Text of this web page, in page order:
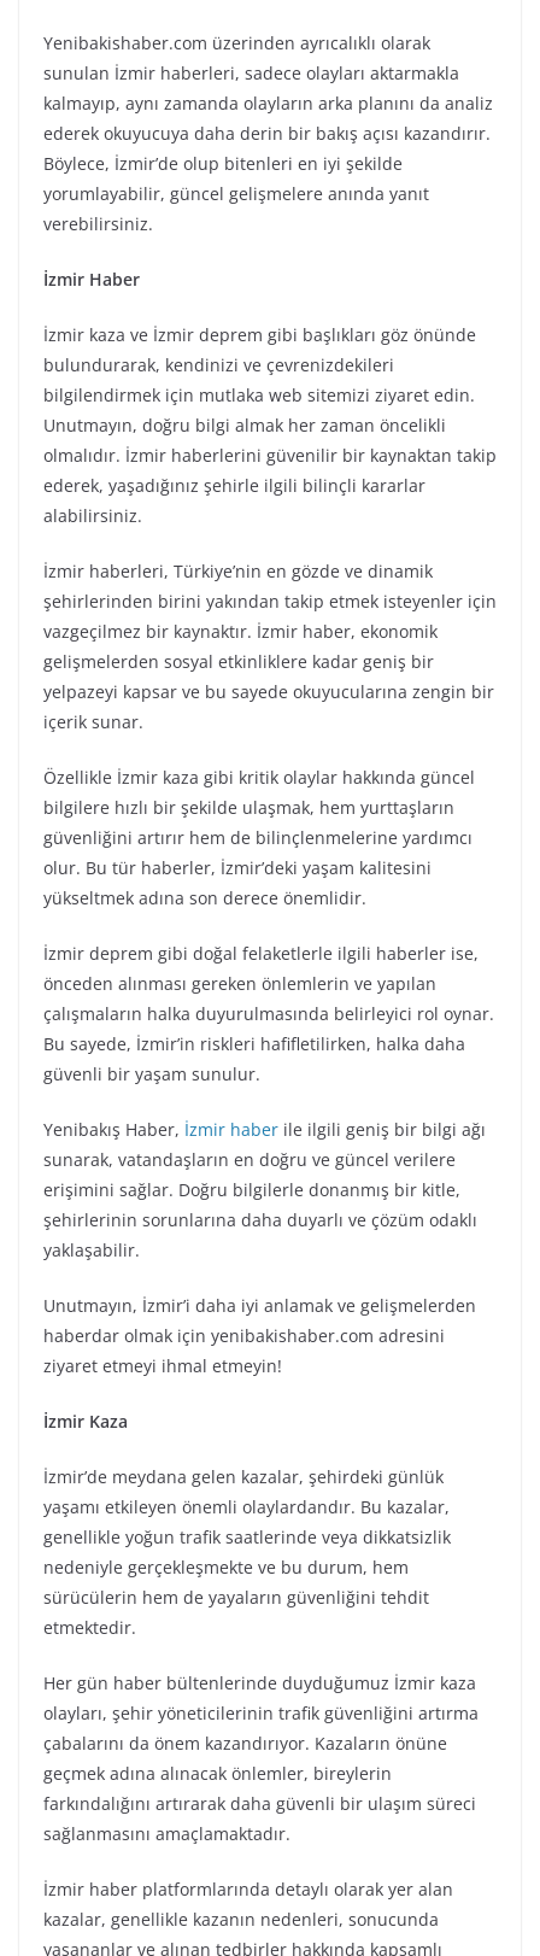
Yenibakishaber.com üzerinden ayrıcalıklı olarak
sunulan İzmir haberleri, sadece olayları aktarmakla
kalmayıp, aynı zamanda olayların arka planını da analiz
ederek okuyucuya daha derin bir bakış açısı kazandırır.
Böylece, İzmir’de olup bitenleri en iyi şekilde
yorumlayabilir, güncel gelişmelere anında yanıt
verebilirsiniz.
İzmir Haber
İzmir kaza ve İzmir deprem gibi başlıkları göz önünde
bulundurarak, kendinizi ve çevrenizdekileri
bilgilendirmek için mutlaka web sitemizi ziyaret edin.
Unutmayın, doğru bilgi almak her zaman öncelikli
olmalıdır. İzmir haberlerini güvenilir bir kaynaktan takip
ederek, yaşadığınız şehirle ilgili bilinçli kararlar
alabilirsiniz.
İzmir haberleri, Türkiye’nin en gözde ve dinamik
şehirlerinden birini yakından takip etmek isteyenler için
vazgeçilmez bir kaynaktır. İzmir haber, ekonomik
gelişmelerden sosyal etkinliklere kadar geniş bir
yelpazeyi kapsar ve bu sayede okuyucularına zengin bir
içerik sunar.
Özellikle İzmir kaza gibi kritik olaylar hakkında güncel
bilgilere hızlı bir şekilde ulaşmak, hem yurttaşların
güvenliğini artırır hem de bilinçlenmelerine yardımcı
olur. Bu tür haberler, İzmir’deki yaşam kalitesini
yükseltmek adına son derece önemlidir.
İzmir deprem gibi doğal felaketlerle ilgili haberler ise,
önceden alınması gereken önlemlerin ve yapılan
çalışmaların halka duyurulmasında belirleyici rol oynar.
Bu sayede, İzmir’in riskleri hafifletilirken, halka daha
güvenli bir yaşam sunulur.
Yenibakış Haber, İzmir haber ile ilgili geniş bir bilgi ağı
sunarak, vatandaşların en doğru ve güncel verilere
erişimini sağlar. Doğru bilgilerle donanmış bir kitle,
şehirlerinin sorunlarına daha duyarlı ve çözüm odaklı
yaklaşabilir.
Unutmayın, İzmir’i daha iyi anlamak ve gelişmelerden
haberdar olmak için yenibakishaber.com adresini
ziyaret etmeyi ihmal etmeyin!
İzmir Kaza
İzmir’de meydana gelen kazalar, şehirdeki günlük
yaşamı etkileyen önemli olaylardandır. Bu kazalar,
genellikle yoğun trafik saatlerinde veya dikkatsizlik
nedeniyle gerçekleşmekte ve bu durum, hem
sürücülerin hem de yayaların güvenliğini tehdit
etmektedir.
Her gün haber bültenlerinde duyduğumuz İzmir kaza
olayları, şehir yöneticilerinin trafik güvenliğini artırma
çabalarını da önem kazandırıyor. Kazaların önüne
geçmek adına alınacak önlemler, bireylerin
farkındalığını artırarak daha güvenli bir ulaşım süreci
sağlanmasını amaçlamaktadır.
İzmir haber platformlarında detaylı olarak yer alan
kazalar, genellikle kazanın nedenleri, sonucunda
yaşananlar ve alınan tedbirler hakkında kapsamlı